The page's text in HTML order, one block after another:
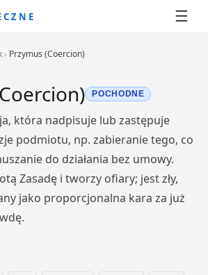
☰
› Przymus (Coercion)
POCHODNE
która nadpisuje lub zastępuje
podmiotu, np. zabieranie tego, co
do działania bez umowy.
Zasadę i tworzy ofiary; jest zły,
jako proporcjonalna kara za już